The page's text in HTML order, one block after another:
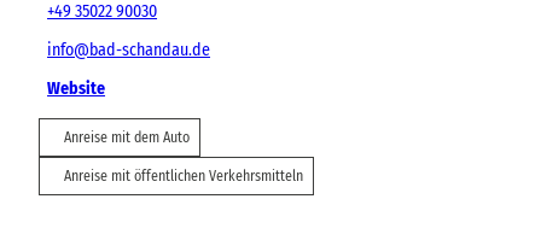
+49 35022 90030
info@bad-schandau.de
Website
Anreise mit dem Auto
Anreise mit öffentlichen Verkehrsmitteln